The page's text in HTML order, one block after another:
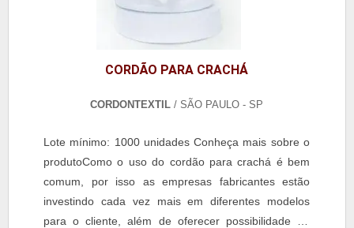
CORDÃO PARA CRACHÁ
CORDONTEXTIL / SÃO PAULO - SP
Lote mínimo: 1000 unidades Conheça mais sobre o
produtoComo o uso do cordão para crachá é bem
comum, por isso as empresas fabricantes estão
investindo cada vez mais em diferentes modelos
para o cliente, além de oferecer possibilidade de